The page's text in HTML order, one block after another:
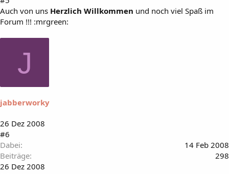
Auch von uns Herzlich Willkommen und noch viel Spaß im
Forum !!! :mrgreen:
J
jabberworky
26 Dez 2008
#6
Dabei
14 Feb 2008
Beiträge
298
26 Dez 2008